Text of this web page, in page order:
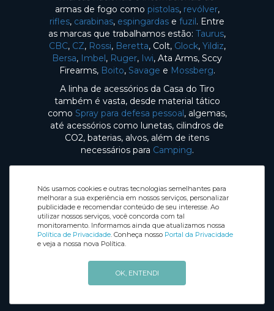
Nós usamos cookies e outras tecnologias semelhantes para
melhorar a sua experiência em nossos serviços, personalizar
publicidade e recomendar conteúdo de seu interesse. Ao
utilizar nossos serviços, você concorda com tal
monitoramento. Informamos ainda que atualizamos nossa
Política de Privacidade. Conheça nosso Portal da Privacidade
e veja a nossa nova Política.
OK, ENTENDI
armas de fogo como pistolas, revólver,
rifles, carabinas, espingardas e fuzil. Entre
as marcas que trabalhamos estão: Taurus,
CBC, CZ, Rossi, Beretta, Colt, Glock, Yildiz,
Bersa, Imbel, Ruger, Iwi, Ata Arms, Sccy
Firearms, Boito, Savage e Mossberg.
A linha de acessórios da Casa do Tiro
também é vasta, desde material tático
como Spray para defesa pessoal, algemas,
até acessórios como lunetas, cilindros de
CO2, baterias, alvos, além de itens
necessários para Camping.
Selos de Segurança Redes sociais